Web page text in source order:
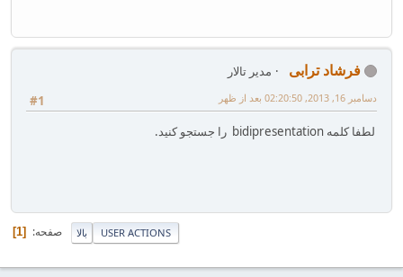
فرشاد ترابی
مدیر تالار
#1
دسامبر 16, 2013, 02:20:50 بعد از ظهر
لطفا کلمه bidipresentation را جستجو کنید.
بالا صفحه 1 USER ACTIONS